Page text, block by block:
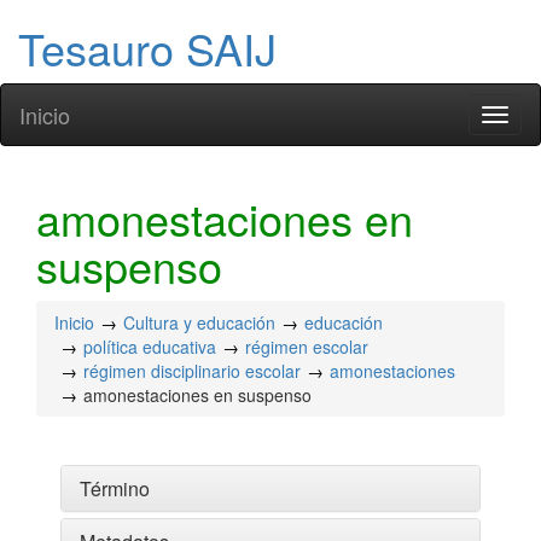
Tesauro SAIJ
Inicio
amonestaciones en
suspenso
Inicio Cultura y educación
educación
política educativa
régimen escolar
régimen disciplinario escolar
amonestaciones
amonestaciones en suspenso
Término